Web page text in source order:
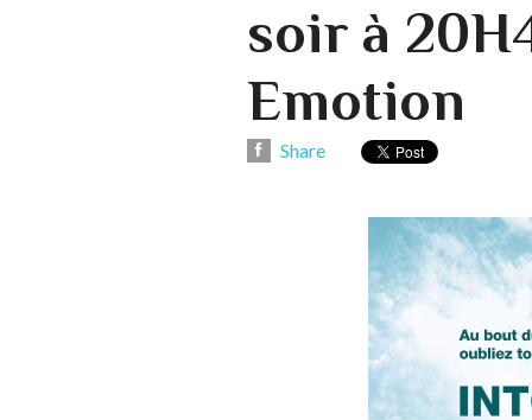
soir à
Emotion
Share